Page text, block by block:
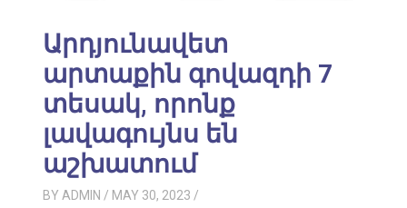
Արդյունավետ
արտաքին գովազդի 7
տեսակ, որոնք
լավագույնս են
աշխատում
BY ADMIN / MAY 30, 2023 /